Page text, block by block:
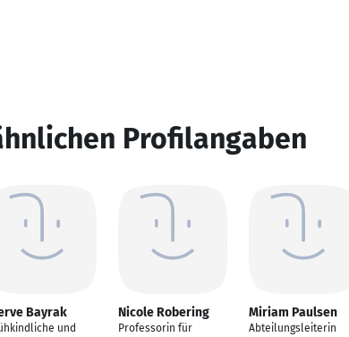
Profilangaben
Bayrak
und
Nicole Robering
Professorin für
Miriam Paulsen
Abteilungsleiterin